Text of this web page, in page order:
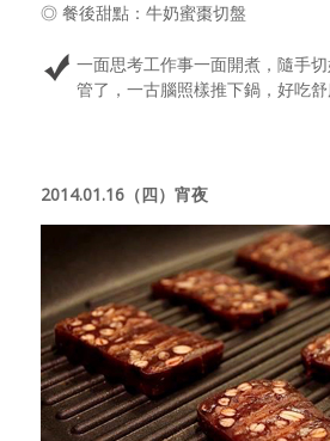
◎ 餐後甜點：牛奶蜜棗切盤
一面思考工作事一面開煮，隨手
管了，一古腦照樣推下鍋，好吃
2014.01.16（四）宵夜